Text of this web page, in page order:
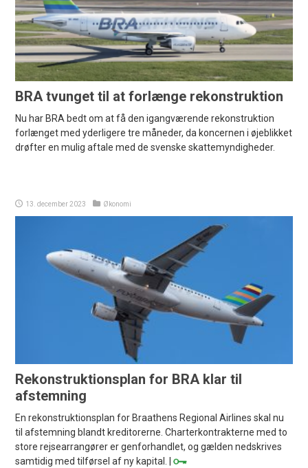
BRA tvunget til at forlænge rekonstruktion
Nu har BRA bedt om at få den igangværende rekonstruktion
forlænget med yderligere tre måneder, da koncernen i øjeblikket
drøfter en mulig aftale med de svenske skattemyndigheder.
13. december 2023 Økonomi
Rekonstruktionsplan for BRA klar til
afstemning
En rekonstruktionsplan for Braathens Regional Airlines skal nu
til afstemning blandt kreditorerne. Charterkontrakterne med to
store rejsearrangører er genforhandlet, og gælden nedskrives
samtidig med tilførsel af ny kapital. |